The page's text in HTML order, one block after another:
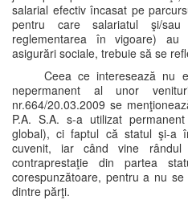
salarial efectiv încasat pe
pentru care salariatul şi/
reglementarea în vigoare)
asigurări sociale, trebuie să se
Ceea ce interesează nu
nepermanent al unor
nr.664/20.03.2009 se
P.A. S.A. s-a utilizat
global), ci faptul că statul şi-a
cuvenit, iar când vine rândul
contraprestaţie din partea
corespunzătoare, pentru a nu
dintre părţi.